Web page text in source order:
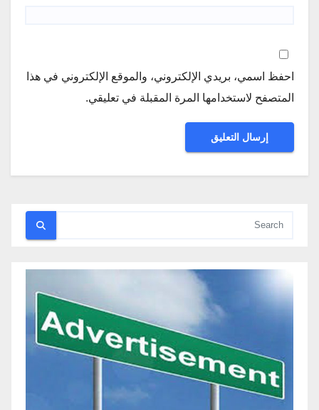
احفظ اسمي، بريدي الإلكتروني، والموقع الإلكتروني في هذا
المتصفح لاستخدامها المرة المقبلة في تعليقي.